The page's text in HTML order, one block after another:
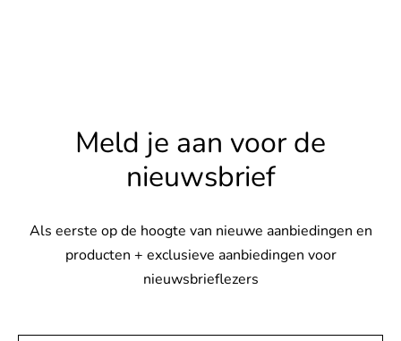
Meld je aan voor de
nieuwsbrief
Als eerste op de hoogte van nieuwe aanbiedingen en
producten + exclusieve aanbiedingen voor
nieuwsbrieflezers